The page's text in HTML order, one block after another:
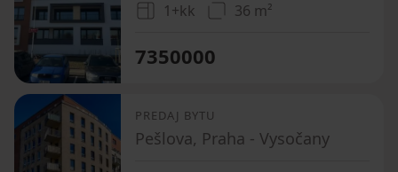
1+kk 36 m²
7350000
PREDAJ BYTU
Pešlova, Praha - Vysočany